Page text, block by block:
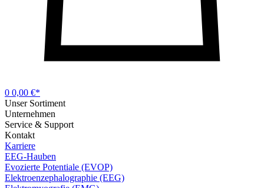
0 0,00 €*
Unser Sortiment
Unternehmen
Service & Support
Kontakt
Karriere
EEG-Hauben
Evozierte Potentiale (EVOP)
Elektroenzephalographie (EEG)